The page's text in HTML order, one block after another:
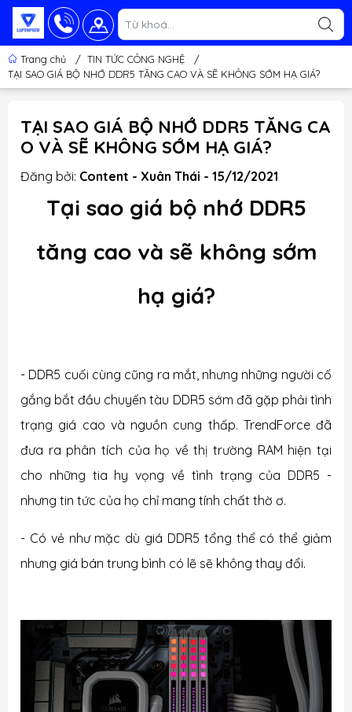
Trang chủ / TIN TỨC CÔNG NGHỆ
/
TẠI SAO GIÁ BỘ NHỚ DDR5 TĂNG CAO VÀ SẼ KHÔNG SỚM HẠ GIÁ?
TẠI SAO GIÁ BỘ NHỚ DDR5 TĂNG CA
O VÀ SẼ KHÔNG SỚM HẠ GIÁ?
Đăng bởi: Content - Xuân Thái - 15/12/2021
Tại sao giá bộ nhớ DDR5
tăng cao và sẽ không sớm
hạ giá?
- DDR5 cuối cùng cũng ra mắt, nhưng những người cố
gắng bắt đầu chuyến tàu DDR5 sớm đã gặp phải tình
trạng giá cao và nguồn cung thấp. TrendForce đã
đưa ra phân tích của họ về thị trường RAM hiện tại
cho những tia hy vọng về tình trạng của DDR5 -
nhưng tin tức của họ chỉ mang tính chất thờ ơ.
- Có vẻ như mặc dù giá DDR5 tổng thể có thể giảm
nhưng giá bán trung bình có lẽ sẽ không thay đổi.